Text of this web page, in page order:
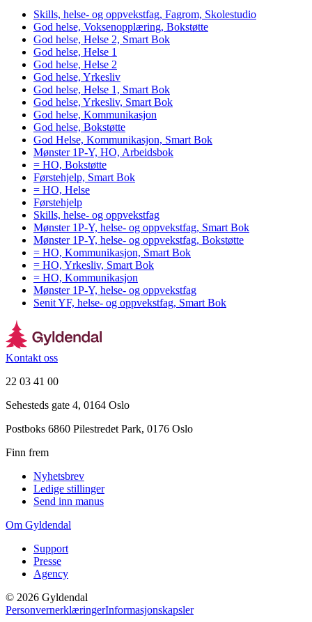
Skills, helse- og oppvekstfag, Fagrom, Skolestudio
God helse, Voksenopplæring, Bokstøtte
God helse, Helse 2, Smart Bok
God helse, Helse 1
God helse, Helse 2
God helse, Yrkesliv
God helse, Helse 1, Smart Bok
God helse, Yrkesliv, Smart Bok
God helse, Kommunikasjon
God helse, Bokstøtte
God Helse, Kommunikasjon, Smart Bok
Mønster 1P-Y, HO, Arbeidsbok
= HO, Bokstøtte
Førstehjelp, Smart Bok
= HO, Helse
Førstehjelp
Skills, helse- og oppvekstfag
Mønster 1P-Y, helse- og oppvekstfag, Smart Bok
Mønster 1P-Y, helse- og oppvekstfag, Bokstøtte
= HO, Kommunikasjon, Smart Bok
= HO, Yrkesliv, Smart Bok
= HO, Kommunikasjon
Mønster 1P-Y, helse- og oppvekstfag
Senit YF, helse- og oppvekstfag, Smart Bok
Kontakt oss
22 03 41 00
Sehesteds gate 4, 0164 Oslo
Postboks 6860 Pilestredet Park, 0176 Oslo
Finn frem
Nyhetsbrev
Ledige stillinger
Send inn manus
Om Gyldendal
Support
Presse
Agency
© 2026 Gyldendal
PersonvernerklæringerInformasjonskapsler